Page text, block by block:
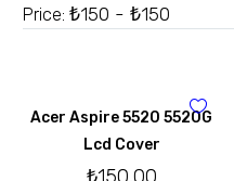
Price: ₺150 - ₺150
Acer Aspire 5520 5520G
Lcd Cover